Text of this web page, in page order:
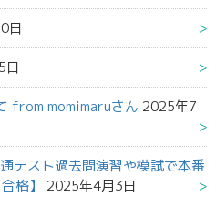
日
日
from momimaruさん 2025年7
テスト過去問演習や模試で本番
格】
2025年4月3日